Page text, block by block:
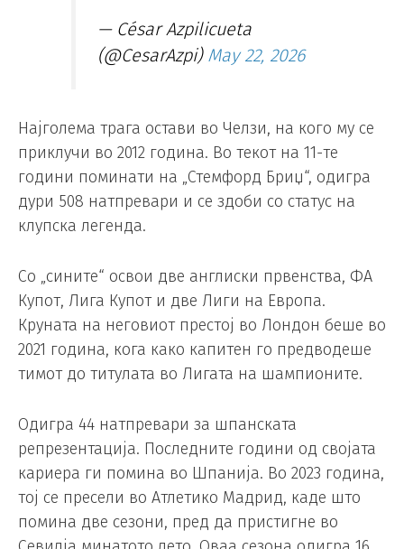
— César Azpilicueta
(@CesarAzpi) May 22, 2026
Најголема трага остави во Челзи, на кого му се
приклучи во 2012 година. Во текот на 11-те
години поминати на „Стемфорд Бриџ“, одигра
дури 508 натпревари и се здоби со статус на
клупска легенда.
Со „сините“ освои две англиски првенства, ФА
Купот, Лига Купот и две Лиги на Европа.
Круната на неговиот престој во Лондон беше во
2021 година, кога како капитен го предводеше
тимот до титулата во Лигата на шампионите.
Одигра 44 натпревари за шпанската
репрезентација. Последните години од својата
кариера ги помина во Шпанија. Во 2023 година,
тој се пресели во Атлетико Мадрид, каде што
помина две сезони, пред да пристигне во